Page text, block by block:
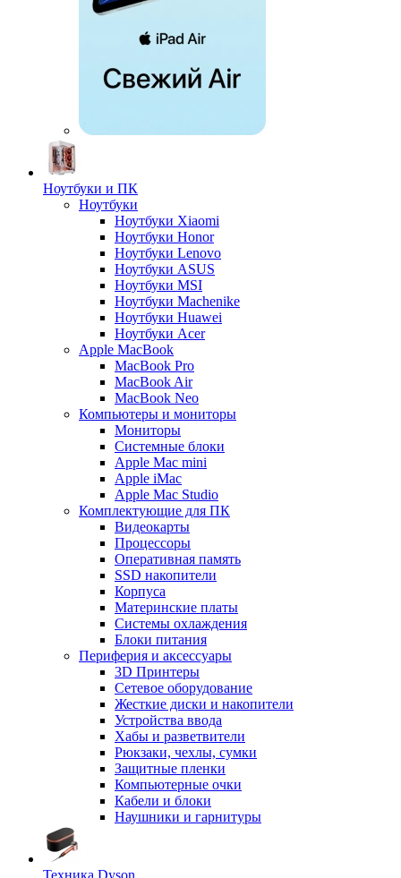
Ноутбуки и ПК
Ноутбуки
Ноутбуки Xiaomi
Ноутбуки Honor
Ноутбуки Lenovo
Ноутбуки ASUS
Ноутбуки MSI
Ноутбуки Machenike
Ноутбуки Huawei
Ноутбуки Acer
Apple MacBook
MacBook Pro
MacBook Air
MacBook Neo
Компьютеры и мониторы
Мониторы
Системные блоки
Apple Mac mini
Apple iMac
Apple Mac Studio
Комплектующие для ПК
Видеокарты
Процессоры
Оперативная память
SSD накопители
Корпуса
Материнские платы
Системы охлаждения
Блоки питания
Периферия и аксессуары
3D Принтеры
Сетевое оборудование
Жесткие диски и накопители
Устройства ввода
Хабы и разветвители
Рюкзаки, чехлы, сумки
Защитные пленки
Компьютерные очки
Кабели и блоки
Наушники и гарнитуры
Техника Dyson